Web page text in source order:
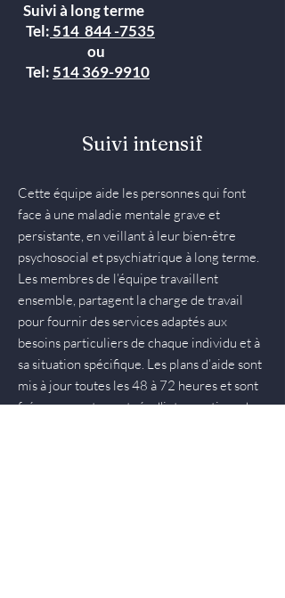
Suivi à long terme
Tel:514 844 -7535
ou
Tel:514 369-9910
Suivi intensif
Cette équipe aide les personnes qui font
face à une maladie mentale grave et
persistante, en veillant à leur bien-être
psychosocial et psychiatrique à long terme.
Les membres de l’équipe travaillent
ensemble, partagent la charge de travail
pour fournir des services adaptés aux
besoins particuliers de chaque individu et à
sa situation spécifique. Les plans d’aide sont
mis à jour toutes les 48 à 72 heures et sont
fréquemment ponctués d'interventions de